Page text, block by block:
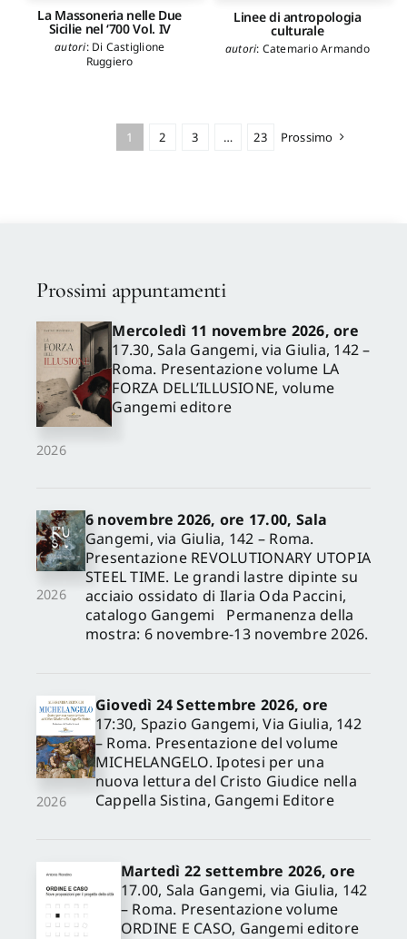
La Massoneria nelle Due
Sicilie nel ‘700 Vol. IV
autori: Di Castiglione
Ruggiero
Linee di antropologia
culturale
autori: Catemario Armando
1 2 3 … 23 Prossimo
Prossimi appuntamenti
2026
Mercoledì 11 novembre 2026, ore
17.30, Sala Gangemi, via Giulia, 142 –
Roma. Presentazione volume LA
FORZA DELL’ILLUSIONE, volume
Gangemi editore
2026
6 novembre 2026, ore 17.00, Sala
Gangemi, via Giulia, 142 – Roma.
Presentazione REVOLUTIONARY UTOPIA
STEEL TIME. Le grandi lastre dipinte su
acciaio ossidato di Ilaria Oda Paccini,
catalogo Gangemi Permanenza della
mostra: 6 novembre-13 novembre 2026.
2026
Giovedì 24 Settembre 2026, ore
17:30, Spazio Gangemi, Via Giulia, 142
– Roma. Presentazione del volume
MICHELANGELO. Ipotesi per una
nuova lettura del Cristo Giudice nella
Cappella Sistina, Gangemi Editore
Martedì 22 settembre 2026, ore
17.00, Sala Gangemi, via Giulia, 142
– Roma. Presentazione volume
ORDINE E CASO, Gangemi editore